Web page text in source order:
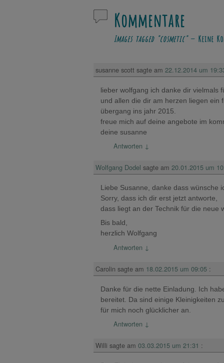
Kommentare
Images tagged "cosmetic"— Keine
susanne scott sagte am 22.12.2014 um
lieber wolfgang ich danke dir vielmals
und allen die dir am herzen liegen ein
übergang ins jahr 2015.
freue mich auf deine angebote im
deine susanne
Antworten ↓
Wolfgang Dodel sagte am 20.01.2015 um
Liebe Susanne, danke dass wünsche
Sorry, dass ich dir erst jetzt antworte,
dass liegt an der Technik für die neue
Bis bald,
herzlich Wolfgang
Antworten ↓
Carolin sagte am 18.02.2015 um 09:05 :
Danke für die nette Einladung. Ich
bereitet. Da sind einige Kleinigkeiten
für mich noch glücklicher an.
Antworten ↓
Willi sagte am 03.03.2015 um 21:31 :